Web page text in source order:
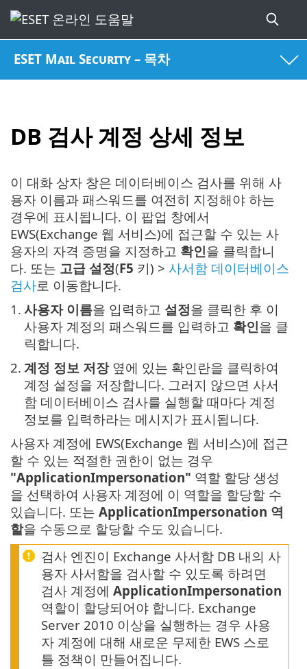
ESET Mail Security – 목차
DB 검사 계정 상세 정보
이 대화 상자 창은 데이터베이스 검사를 위해 사
용자 이름과 패스워드를 여전히 지정해야 하는
경우에 표시됩니다. 이 팝업 창에서
EWS(Exchange 웹 서비스)에 접근할 수 있는 사
용자의 자격 증명을 지정하고 확인을 클릭합니
다. 또는 고급 설정(F5 키) > 사서함 데이터베이스
검사로 이동합니다.
1. 사용자 이름을 입력하고 설정을 클릭한 후 이
사용자 계정의 패스워드를 입력하고 확인을 클
릭합니다.
2. 계정 정보 저장옆에 있는 확인란을 클릭하여
계정 설정을 저장합니다. 그러지 않으면 사서
함 데이터베이스 검사를 실행할 때마다 계정
정보를 입력하라는 메시지가 표시됩니다.
사용자 계정에 EWS(Exchange 웹 서비스)에 접근
할 수 있는 적절한 권한이 없는 경우
"ApplicationImpersonation" 역할 할당 생성
을 선택하여 사용자 계정에 이 역할을 할당할 수
있습니다. 또는 ApplicationImpersonation 역
할을 수동으로 할당할 수도 있습니다.
검사 엔진이 Exchange 사서함 DB 내의 사
용자 사서함을 검사할 수 있도록 하려면
검사 계정에 ApplicationImpersonation
역할이 할당되어야 합니다. Exchange
Server 2010 이상을 실행하는 경우 사용
자 계정에 대해 새로운 무제한 EWS 스로
틀 정책이 만들어집니다.